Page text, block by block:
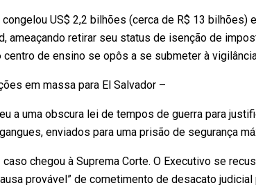
US$ 2,2 bilhões (cerca de R$ 13 bilhões)
ameaçando retirar seu status de isenção de
de ensino se opôs a se submeter à
em massa para El Salvador –
a uma obscura lei de tempos de guerra para
enviados para uma prisão de segurança
chegou à Suprema Corte. O Executivo se
provável” de cometimento de desacato